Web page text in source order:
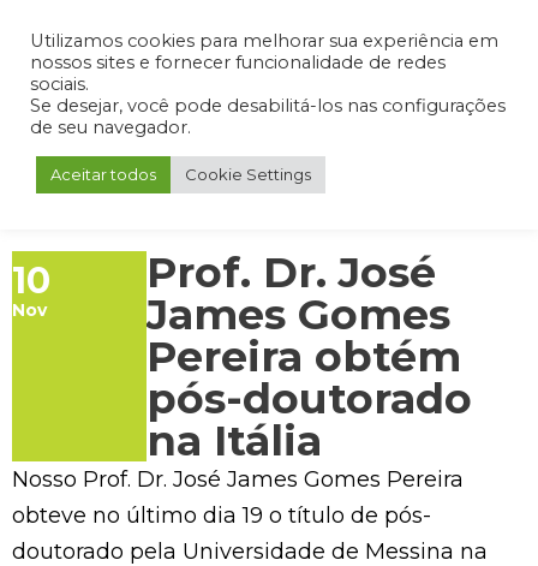
Admin Portal do Aluno Portal do Professor Portal do Coordenador
10
Nov
Prof. Dr. José
James Gomes
Pereira obtém
pós-doutorado
na Itália
Nosso Prof. Dr. José James Gomes Pereira
obteve no último dia 19 o título de pós-
doutorado pela Universidade de Messina na
Utilizamos cookies para melhorar sua experiência em
nossos sites e fornecer funcionalidade de redes
sociais.
Se desejar, você pode desabilitá-los nas configurações
de seu navegador.
Aceitar todos Cookie Settings